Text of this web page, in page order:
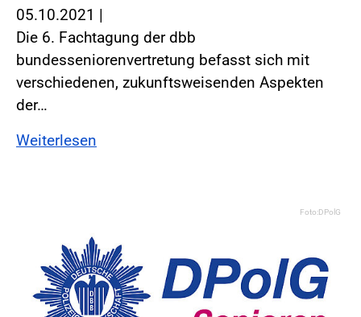
05.10.2021 |
Die 6. Fachtagung der dbb
bundesseniorenvertretung befasst sich mit
verschiedenen, zukunftsweisenden Aspekten
der…
Weiterlesen
Foto:DPolG